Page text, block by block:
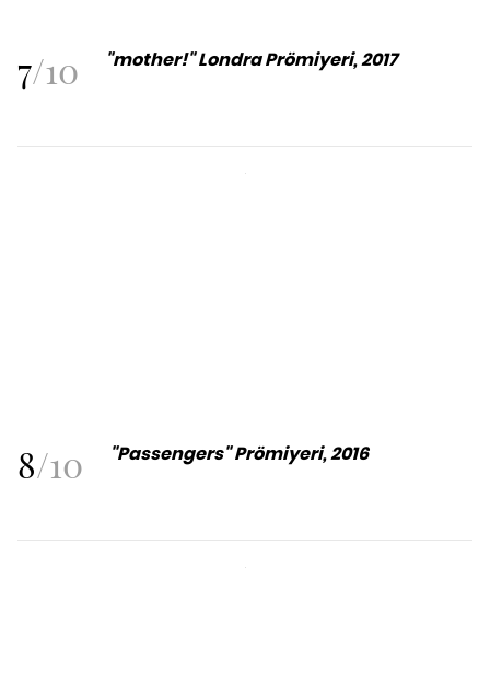
7/10 "mother!" Londra Prömiyeri, 2017
8/10 "Passengers" Prömiyeri, 2016